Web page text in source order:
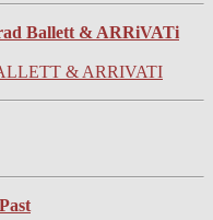
Ballett & ARRiVATi
& ARRIVATI